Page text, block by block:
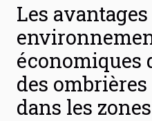
Les avantages
des
dans les